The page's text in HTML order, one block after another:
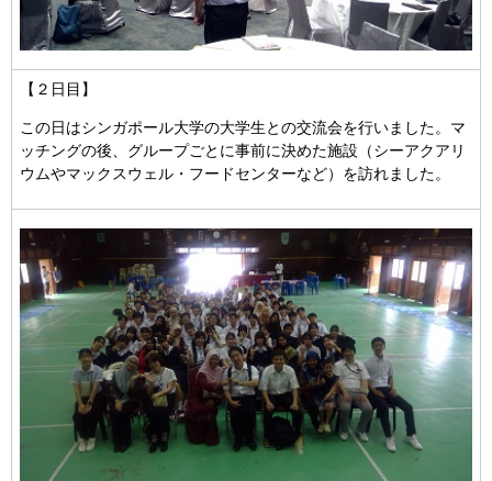
【２日目】
この日はシンガポール大学の大学生との交流会を行いました。マ
ッチングの後、グループごとに事前に決めた施設（シーアクアリ
ウムやマックスウェル・フードセンターなど）を訪れました。